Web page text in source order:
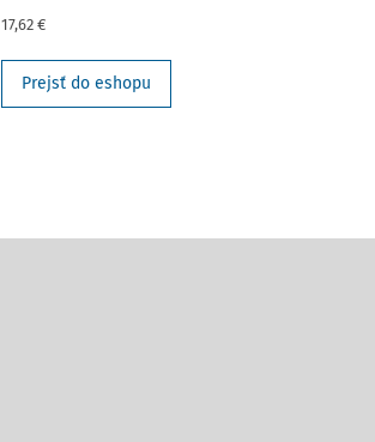
17,62 €
Prejsť do eshopu